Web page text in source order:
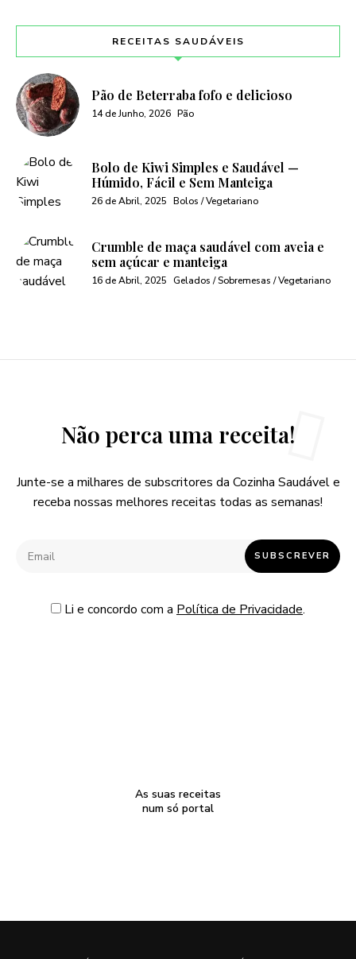
RECEITAS SAUDÁVEIS
Pão de Beterraba fofo e delicioso
14 de Junho, 2026 Pão
Bolo de Kiwi Simples e Saudável —
Húmido, Fácil e Sem Manteiga
26 de Abril, 2025 Bolos / Vegetariano
Crumble de maça saudável com aveia e
sem açúcar e manteiga
16 de Abril, 2025 Gelados / Sobremesas / Vegetariano
Não perca uma receita!
Junte-se a milhares de subscritores da Cozinha Saudável e
receba nossas melhores receitas todas as semanas!
Li e concordo com a Política de Privacidade.
As suas receitas
num só portal